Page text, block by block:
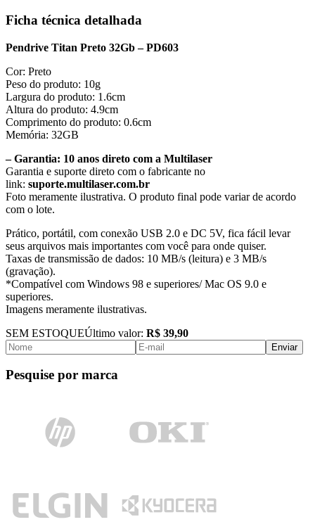
Ficha técnica detalhada
Pendrive Titan Preto 32Gb – PD603
Cor: Preto
Peso do produto: 10g
Largura do produto: 1.6cm
Altura do produto: 4.9cm
Comprimento do produto: 0.6cm
Memória: 32GB
– Garantia: 10 anos direto com a Multilaser
Garantia e suporte direto com o fabricante no
link: suporte.multilaser.com.br
Foto meramente ilustrativa. O produto final pode variar de acordo
com o lote.
Prático, portátil, com conexão USB 2.0 e DC 5V, fica fácil levar
seus arquivos mais importantes com você para onde quiser.
Taxas de transmissão de dados: 10 MB/s (leitura) e 3 MB/s
(gravação).
*Compatível com Windows 98 e superiores/ Mac OS 9.0 e
superiores.
Imagens meramente ilustrativas.
SEM ESTOQUEÚltimo valor: R$ 39,90
Enviar
Pesquise por marca